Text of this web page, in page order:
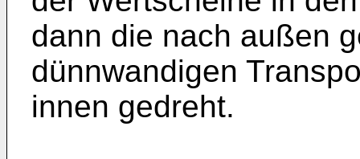
dann die nach außen
dünnwandigen
innen gedreht.